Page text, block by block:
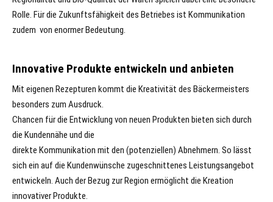
Rolle. Für die Zukunftsfähigkeit des Betriebes ist Kommunikation
zudem von enormer Bedeutung.
Innovative Produkte entwickeln und anbieten
Mit eigenen Rezepturen kommt die Kreativität des Bäckermeisters
besonders zum Ausdruck.
Chancen für die Entwicklung von neuen Produkten bieten sich durch
die Kundennähe und die
direkte Kommunikation mit den (potenziellen) Abnehmern. So lässt
sich ein auf die Kundenwünsche zugeschnittenes Leistungsangebot
entwickeln. Auch der Bezug zur Region ermöglicht die Kreation
innovativer Produkte.